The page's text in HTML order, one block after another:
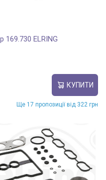
169.730 ELRING
КУПИТИ
Ще 17 пропозиції від 322 грн